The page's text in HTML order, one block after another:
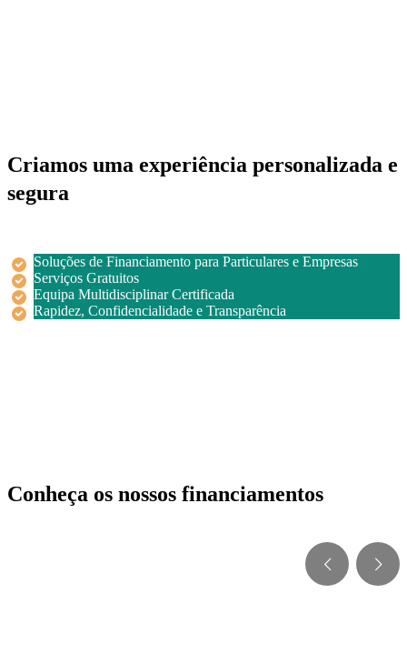
Criamos uma experiência personalizada e
segura
Soluções de Financiamento para Particulares e Empresas
Serviços Gratuitos
Equipa Multidisciplinar Certificada
Rapidez, Confidencialidade e Transparência
Conheça os nossos financiamentos